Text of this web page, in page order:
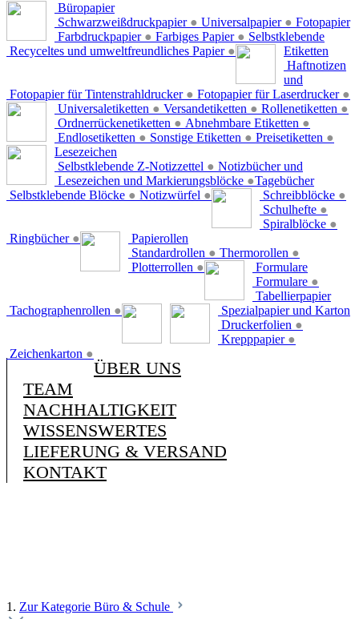
Büropapier
Schwarzweißdruckpapier ● Universalpapier ●
Farbdruckpapier ● Farbiges Papier ●
Recyceltes und umweltfreundliches Papier ●
Fotopapier
Fotopapier für Tintenstrahldrucker ● Fotopapier für Laserdrucker ●
Selbstklebende
Etiketten
Universaletiketten ● Versandetiketten ● Rollenetiketten ●
Ordnerrückenetiketten ● Abnehmbare Etiketten ●
Endlosetiketten ● Sonstige Etiketten ● Preisetiketten ●
Haftnotizen
und
Lesezeichen
Selbstklebende Z-Notizzettel ●
Lesezeichen und Markierungsblöcke ●
Selbstklebende Blöcke ● Notizwürfel ●
Notizbücher und
Tagebücher
Schreibblöcke ●
Schulhefte ●
Spiralblöcke ●
Ringbücher ●
Papierollen
Standardrollen ● Thermorollen ●
Plotterrollen ●
Formulare
Formulare ●
Tachographenrollen ●
Tabellierpapier
Spezialpapier und Karton
Druckerfolien ●
Krepppapier ●
Zeichenkarton ●
ÜBER UNS
TEAM
NACHHALTIGKEIT
WISSENSWERTES
LIEFERUNG & VERSAND
KONTAKT
1. Zur Kategorie Büro & Schule